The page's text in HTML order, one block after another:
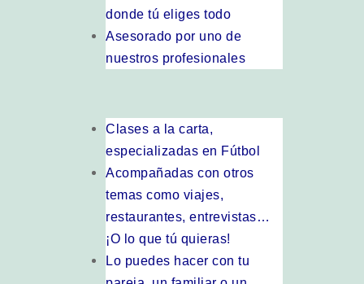
donde tú eliges todo
Asesorado por uno de
nuestros profesionales
Clases a la carta,
especializadas en Fútbol
Acompañadas con otros
temas como viajes,
restaurantes, entrevistas…
¡O lo que tú quieras!
Lo puedes hacer con tu